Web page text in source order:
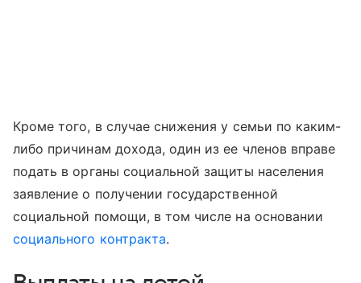
Кроме того, в случае снижения у семьи по каким-
либо причинам дохода, один из ее членов вправе
подать в органы социальной защиты населения
заявление о получении государственной
социальной помощи, в том числе на основании
социального контракта.